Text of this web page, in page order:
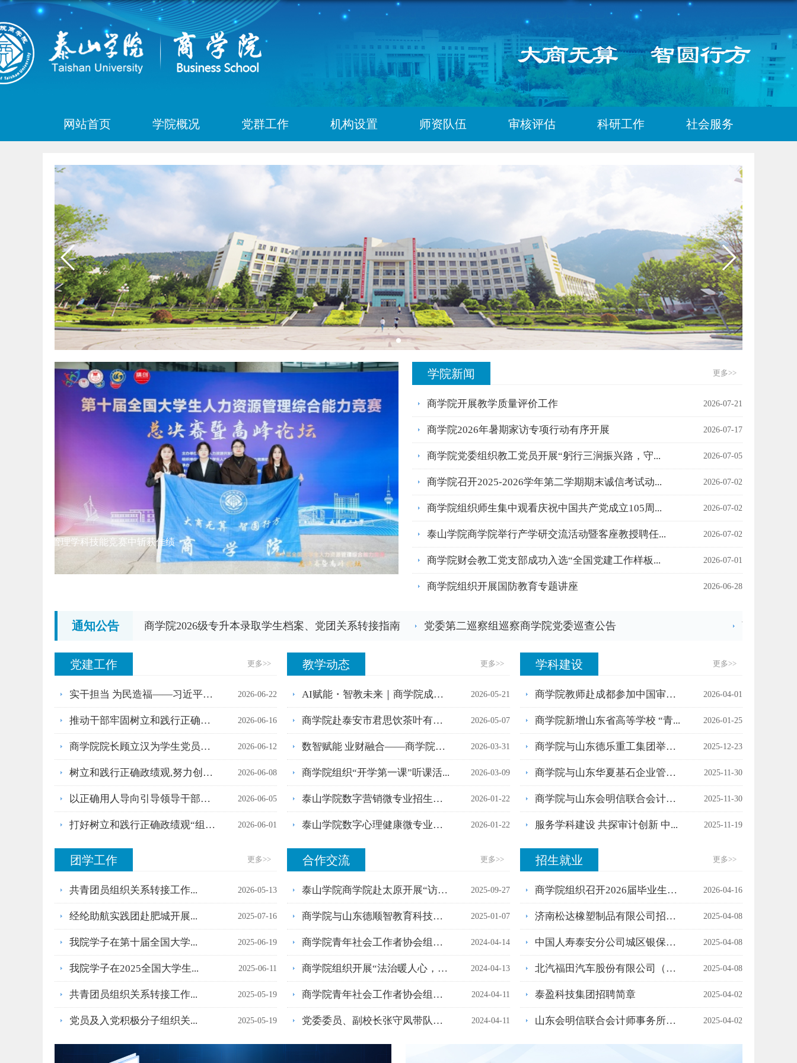
网站首页 学院概况 党群工作 机构设置 师资队伍 审核评估 科研工作 社会服务
生人力资源管理学科技能竞赛中斩获佳绩
学院新闻 更多>>
商学院开展教学质量评价工作 2026-07-21
商学院2026年暑期家访专项行动有序开展 2026-07-17
商学院党委组织教工党员开展“躬行三涧振兴路，守... 2026-07-05
商学院召开2025-2026学年第二学期期末诚信考试动... 2026-07-02
商学院组织师生集中观看庆祝中国共产党成立105周... 2026-07-02
泰山学院商学院举行产学研交流活动暨客座教授聘任... 2026-07-02
商学院财会教工党支部成功入选“全国党建工作样板... 2026-07-01
商学院组织开展国防教育专题讲座 2026-06-28
通知公告 商学院2026级专升本录取学生档案、党团关系转接指南 党委第二巡察组巡察商学院党委巡查公告 商学院
党建工作 更多>>
实干担当 为民造福——习近平总书记引领全党... 2026-06-22
推动干部牢固树立和践行正确政绩观 2026-06-16
商学院院长顾立汉为学生党员讲授专题党课 2026-06-12
树立和践行正确政绩观,努力创造经得起实践... 2026-06-08
以正确用人导向引导领导干部树立和践行正确... 2026-06-05
打好树立和践行正确政绩观“组合拳” 2026-06-01
教学动态 更多>>
AI赋能・智教未来｜商学院成功举... 2026-05-21
商学院赴泰安市君思饮茶叶有限公... 2026-05-07
数智赋能 业财融合——商学院举行... 2026-03-31
商学院组织“开学第一课”听课活... 2026-03-09
泰山学院数字营销微专业招生简章... 2026-01-22
泰山学院数字心理健康微专业招生... 2026-01-22
学科建设 更多>>
商学院教师赴成都参加中国审计学... 2026-04-01
商学院新增山东省高等学校 “青... 2026-01-25
商学院与山东德乐重工集团举行审... 2025-12-23
商学院与山东华夏基石企业管理顾... 2025-11-30
商学院与山东会明信联合会计师事... 2025-11-30
服务学科建设 共探审计创新 中... 2025-11-19
团学工作 更多>>
共青团员组织关系转接工作... 2026-05-13
经纶助航实践团赴肥城开展... 2025-07-16
我院学子在第十届全国大学... 2025-06-19
我院学子在2025全国大学生... 2025-06-11
共青团员组织关系转接工作... 2025-05-19
党员及入党积极分子组织关... 2025-05-19
合作交流 更多>>
泰山学院商学院赴太原开展“访企... 2025-09-27
商学院与山东德顺智教育科技有限... 2025-01-07
商学院青年社会工作者协会组织开... 2024-04-14
商学院组织开展“法治暖人心，普... 2024-04-13
商学院青年社会工作者协会组织开... 2024-04-11
党委委员、副校长张守凤带队开展... 2024-04-11
招生就业 更多>>
商学院组织召开2026届毕业生春季... 2026-04-16
济南松达橡塑制品有限公司招聘简... 2025-04-08
中国人寿泰安分公司城区银保招聘... 2025-04-08
北汽福田汽车股份有限公司（山东... 2025-04-08
泰盈科技集团招聘简章 2025-04-02
山东会明信联合会计师事务所简介 2025-04-02